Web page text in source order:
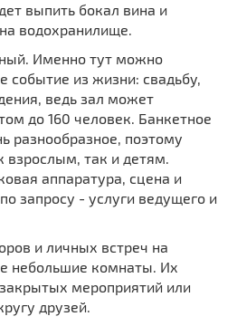
выпить бокал вина и
водохранилище.
Именно тут можно
событие из жизни: свадьбу,
ведь зал может
до 160 человек. Банкетное
разнообразное, поэтому
взрослым, так и детям.
аппаратура, сцена и
запросу - услуги ведущего и
и личных встреч на
небольшие комнаты. Их
мероприятий или
друзей.